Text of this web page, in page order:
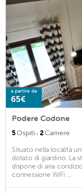
a partire da
65€
Podere Codone
5Ospiti · 2Camere
Situato nella località
dotato di giardino. La
dispone di aria
connessione WiFi ...